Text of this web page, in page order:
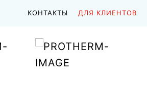
КОНТАКТЫ ДЛЯ КЛИЕНТОВ